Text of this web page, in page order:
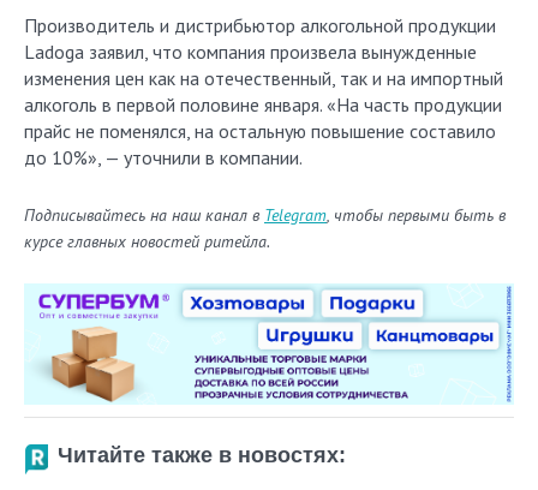
Производитель и дистрибьютор алкогольной продукции
Ladoga заявил, что компания произвела вынужденные
изменения цен как на отечественный, так и на импортный
алкоголь в первой половине января. «На часть продукции
прайс не поменялся, на остальную повышение составило
до 10%», — уточнили в компании.
Подписывайтесь на наш канал в Telegram, чтобы первыми быть в
курсе главных новостей ритейла.
Читайте также в новостях: